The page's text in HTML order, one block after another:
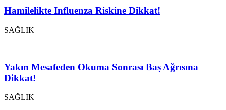
Hamilelikte Influenza Riskine Dikkat!
SAĞLIK
Yakın Mesafeden Okuma Sonrası Baş Ağrısına
Dikkat!
SAĞLIK